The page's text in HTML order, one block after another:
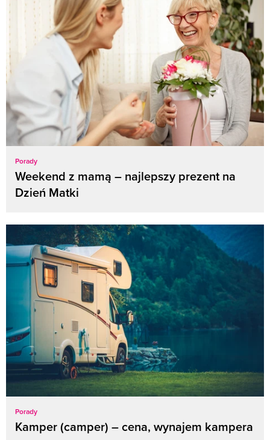
Porady
Weekend z mamą – najlepszy prezent na
Dzień Matki
Porady
Kamper (camper) – cena, wynajem kampera